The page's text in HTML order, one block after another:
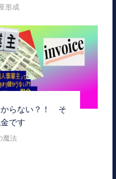
形成
からない？！ そ
です
魔法